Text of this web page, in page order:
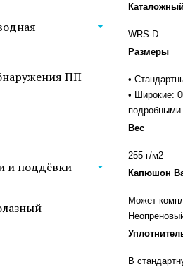
ПП
и поддёвки
WRS-D
Размеры
•
• Широкие:
подробными
Вес
255 г/м2
Капюшон
Может
В